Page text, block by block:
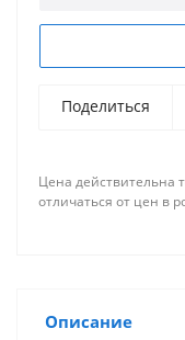
Поделиться
Цена действительна
отличаться от цен в
Описание